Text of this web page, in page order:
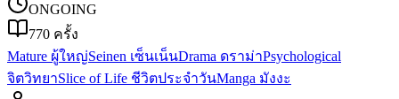
ONGOING
770 ครั้ง
Mature ผู้ใหญ่Seinen เซ็นเน็นDrama ดราม่าPsychological
จิตวิทยาSlice of Life ชีวิตประจำวันManga มังงะ